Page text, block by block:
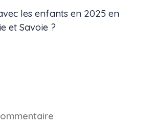
les enfants en 2025 en
et Savoie ?